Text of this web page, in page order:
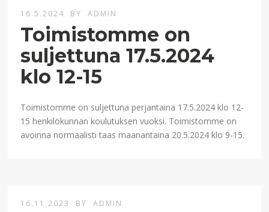
16.5.2024 BY ADMIN
Toimistomme on
suljettuna 17.5.2024
klo 12-15
Toimistomme on suljettuna perjantaina 17.5.2024 klo 12-
15 henkilökunnan koulutuksen vuoksi. Toimistomme on
avoinna normaalisti taas maanantaina 20.5.2024 klo 9-15.
16.11.2023 BY ADMIN